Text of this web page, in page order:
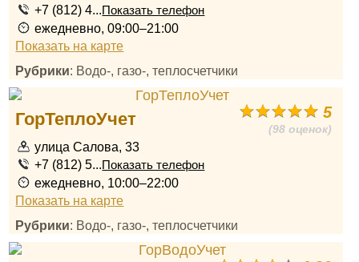
+7 (812) 4...Показать телефон
ежедневно, 09:00–21:00
Показать на карте
Рубрики: Водо-, газо-, теплосчетчики
5
(98 оценок)
ГорТеплоУчет
улица Салова, 33
+7 (812) 5...Показать телефон
ежедневно, 10:00–22:00
Показать на карте
Рубрики: Водо-, газо-, теплосчетчики